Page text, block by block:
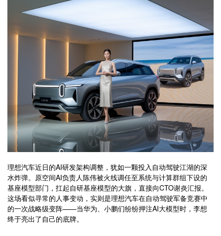
理想汽车近日的AI研发架构调整，犹如一颗投入自动驾驶江湖的深
水炸弹。原空间AI负责人陈伟被火线调任至系统与计算群组下设的
基座模型部门，扛起自研基座模型的大旗，直接向CTO谢炎汇报。
这场看似寻常的人事变动，实则是理想汽车在自动驾驶军备竞赛中
的一次战略级变阵——当华为、小鹏们纷纷押注AI大模型时，李想
终于亮出了自己的底牌。